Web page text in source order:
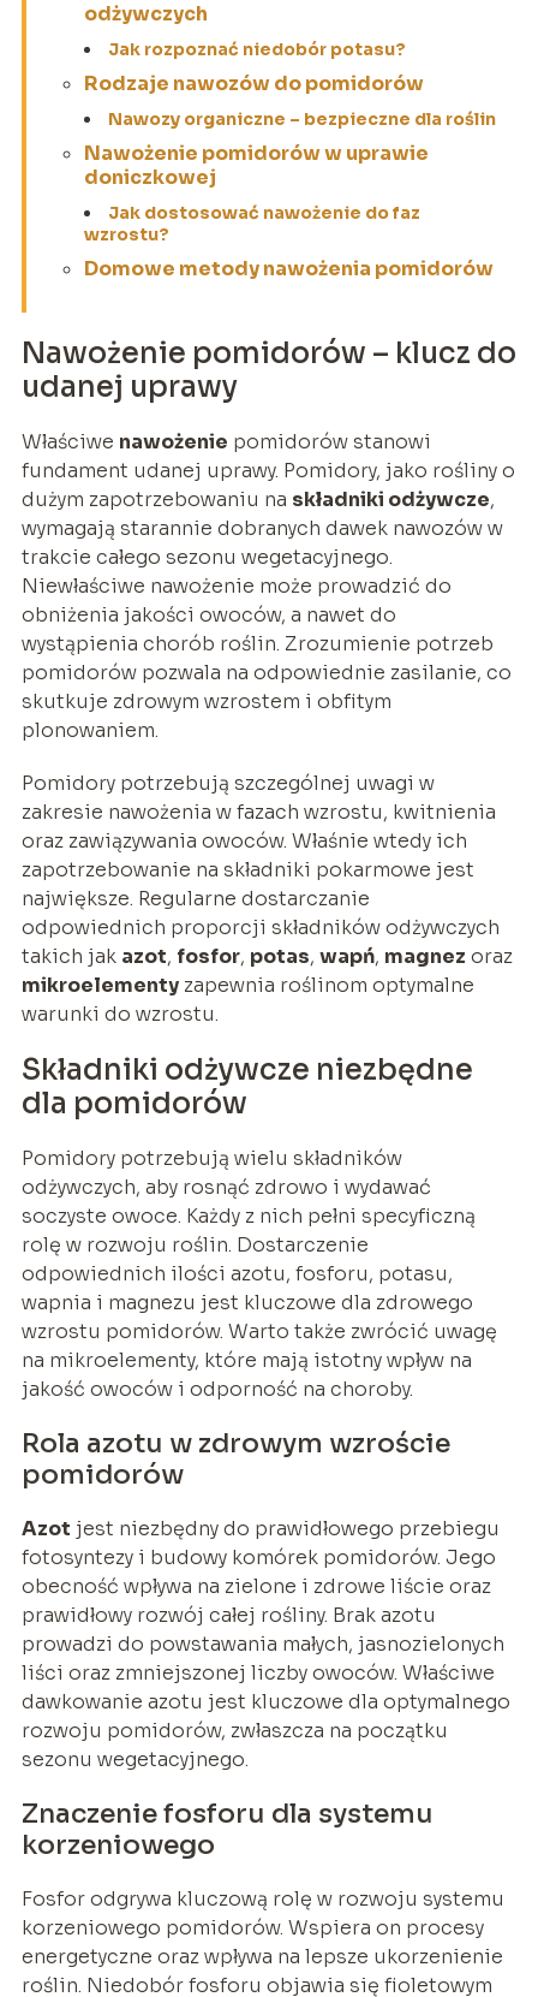
odżywczych
Jak rozpoznać niedobór potasu?
Rodzaje nawozów do pomidorów
Nawozy organiczne – bezpieczne dla roślin
Nawożenie pomidorów w uprawie
doniczkowej
Jak dostosować nawożenie do faz
wzrostu?
Domowe metody nawożenia pomidorów
Nawożenie pomidorów – klucz do
udanej uprawy
Właściwe nawożenie pomidorów stanowi
fundament udanej uprawy. Pomidory, jako rośliny o
dużym zapotrzebowaniu na składniki odżywcze,
wymagają starannie dobranych dawek nawozów w
trakcie całego sezonu wegetacyjnego.
Niewłaściwe nawożenie może prowadzić do
obniżenia jakości owoców, a nawet do
wystąpienia chorób roślin. Zrozumienie potrzeb
pomidorów pozwala na odpowiednie zasilanie, co
skutkuje zdrowym wzrostem i obfitym
plonowaniem.
Pomidory potrzebują szczególnej uwagi w
zakresie nawożenia w fazach wzrostu, kwitnienia
oraz zawiązywania owoców. Właśnie wtedy ich
zapotrzebowanie na składniki pokarmowe jest
największe. Regularne dostarczanie
odpowiednich proporcji składników odżywczych
takich jak azot, fosfor, potas, wapń, magnez oraz
mikroelementyzapewnia roślinom optymalne
warunki do wzrostu.
Składniki odżywcze niezbędne
dla pomidorów
Pomidory potrzebują wielu składników
odżywczych, aby rosnąć zdrowo i wydawać
soczyste owoce. Każdy z nich pełni specyficzną
rolę w rozwoju roślin. Dostarczenie
odpowiednich ilości azotu, fosforu, potasu,
wapnia i magnezu jest kluczowe dla zdrowego
wzrostu pomidorów. Warto także zwrócić uwagę
na mikroelementy, które mają istotny wpływ na
jakość owoców i odporność na choroby.
Rola azotu w zdrowym wzroście
pomidorów
Azot jest niezbędny do prawidłowego przebiegu
fotosyntezy i budowy komórek pomidorów. Jego
obecność wpływa na zielone i zdrowe liście oraz
prawidłowy rozwój całej rośliny. Brak azotu
prowadzi do powstawania małych, jasnozielonych
liści oraz zmniejszonej liczby owoców. Właściwe
dawkowanie azotu jest kluczowe dla optymalnego
rozwoju pomidorów, zwłaszcza na początku
sezonu wegetacyjnego.
Znaczenie fosforu dla systemu
korzeniowego
Fosfor odgrywa kluczową rolę w rozwoju systemu
korzeniowego pomidorów. Wspiera on procesy
energetyczne oraz wpływa na lepsze ukorzenienie
roślin. Niedobór fosforu objawia się fioletowym